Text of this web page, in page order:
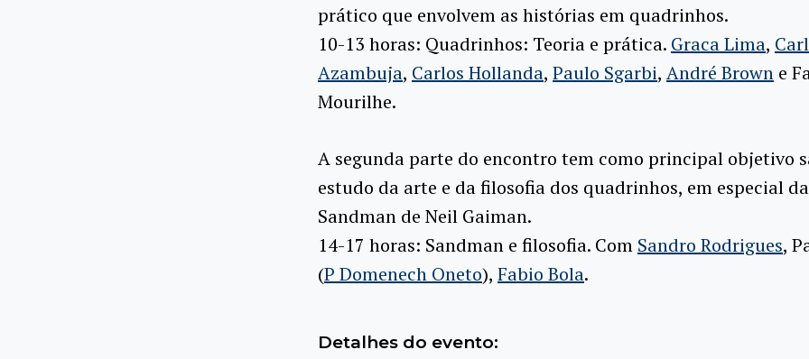
prático que envolvem as histórias em quadrinhos.
10-13 horas: Quadrinhos: Teoria e prática. Graca Lima,
Azambuja, Carlos Hollanda, Paulo Sgarbi, André Brown e
Mourilhe.
A segunda parte do encontro tem como principal objetivo
estudo da arte e da filosofia dos quadrinhos, em especial
Sandman de Neil Gaiman.
14-17 horas: Sandman e filosofia. Com Sandro Rodrigues,
(P Domenech Oneto), Fabio Bola.
Detalhes do evento: